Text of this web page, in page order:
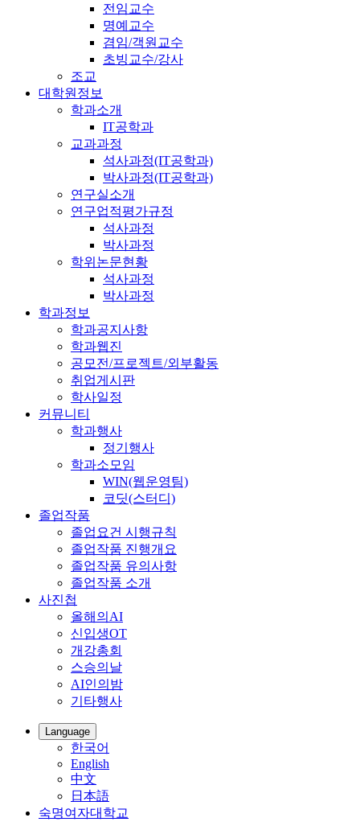
전임교수
명예교수
겸임/객원교수
초빙교수/강사
조교
대학원정보
학과소개
IT공학과
교과과정
석사과정(IT공학과)
박사과정(IT공학과)
연구실소개
연구업적평가규정
석사과정
박사과정
학위논문현황
석사과정
박사과정
학과정보
학과공지사항
학과웹진
공모전/프로젝트/외부활동
취업게시판
학사일정
커뮤니티
학과행사
정기행사
학과소모임
WIN(웹운영팀)
코딧(스터디)
졸업작품
졸업요건 시행규칙
졸업작품 진행개요
졸업작품 유의사항
졸업작품 소개
사진첩
올해의AI
신입생OT
개강총회
스승의날
AI인의밤
기타행사
Language
한국어
English
中文
日本語
숙명여자대학교